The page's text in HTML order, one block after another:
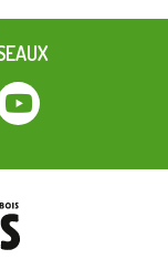
Youtube